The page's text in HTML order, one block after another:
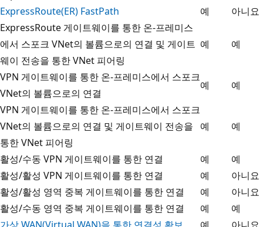
ExpressRoute(ER) FastPath
예
아니요
ExpressRoute 게이트웨이를 통한 온-프레미스
에서 스포크 VNet의 볼륨으로의 연결 및 게이트
웨이 전송을 통한 VNet 피어링
예 예
VPN 게이트웨이를 통한 온-프레미스에서 스포크
VNet의 볼륨으로의 연결
예
예
VPN 게이트웨이를 통한 온-프레미스에서 스포크
VNet의 볼륨으로의 연결 및 게이트웨이 전송을
통한 VNet 피어링
예 예
활성/수동 VPN 게이트웨이를 통한 연결 예
예
활성/활성 VPN 게이트웨이를 통한 연결
예
아니요
활성/활성 영역 중복 게이트웨이를 통한 연결
예
아니요
활성/수동 영역 중복 게이트웨이를 통한 연결
예
예
가상 WAN(Virtual WAN)을 통한 연결성 확보
예
아니요